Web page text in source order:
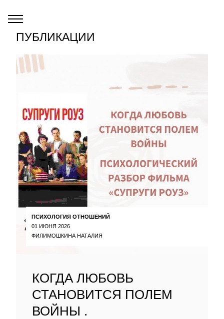
ПУБЛИКАЦИИ
ПСИХОЛОГИЯ ОТНОШЕНИЙ
01 ИЮНЯ 2026
ФИЛИМОШКИНА НАТАЛИЯ
КОГДА ЛЮБОВЬ
СТАНОВИТСЯ ПОЛЕМ
ВОЙНЫ .